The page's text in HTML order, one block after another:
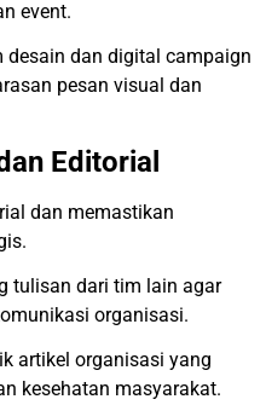
event.
desain dan digital campaign
pesan visual dan
Editorial
dan memastikan
tulisan dari tim lain agar
organisasi.
artikel organisasi yang
kesehatan masyarakat.